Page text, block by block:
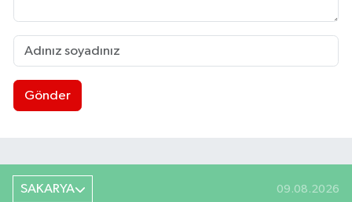
Gönder
SAKARYA 09.08.2026